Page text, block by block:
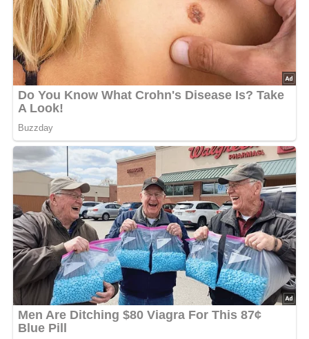
150 g Gewürzgurken, gewürfelt
100 g Zwiebeln, fein gehackt
50 g Schnittlauch, fein gehackt
300 g Mayonnaise
Worcestersauce (nach Geschmack)
Salz (nach Geschmack)
Abonniere jetzt unseren Newsletter!
Kein Spam, kein Bullshit, keine Weitergabe deiner Mailadresse an Dritte!
Zubereitung des Herrensalats
Die Jagdwurst und die Gewürzgurken in kleine Würfel
schneiden.
Zwiebeln und Schnittlauch fein hacken.